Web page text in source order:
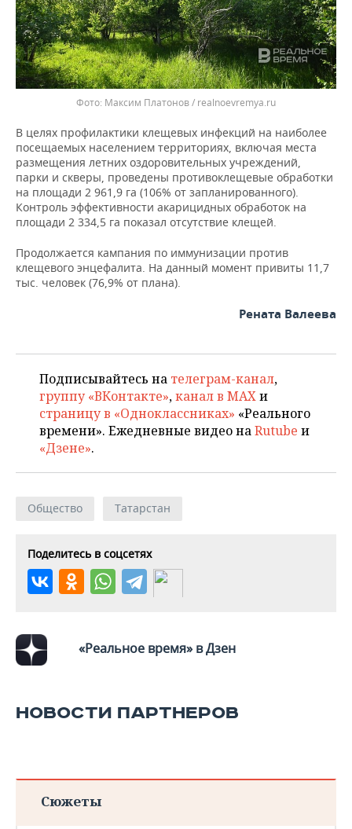
Максим Платонов / realnoevremya.ru
В целях профилактики клещевых инфекций на наиболее
посещаемых населением территориях, включая места
размещения летних оздоровительных учреждений,
парки и скверы, проведены противоклещевые обработки
на площади 2 961,9 га (106% от запланированного).
Контроль эффективности акарицидных обработок на
площади 2 334,5 га показал отсутствие клещей.
Продолжается кампания по иммунизации против
клещевого энцефалита. На данный момент привиты 11,7
тыс. человек (76,9% от плана).
Рената Валеева
Подписывайтесь на телеграм-канал,
группу «ВКонтакте»,канал в MAXи
страницу в «Одноклассниках» «Реального
времени». Ежедневные видео наRutube и
«Дзене».
Общество Татарстан
Поделитесь в соцсетях
«Реальное время» в Дзен
НОВОСТИ ПАРТНЕРОВ
Сюжеты